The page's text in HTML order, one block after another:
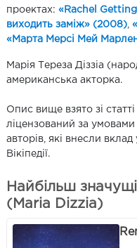
проектах: «Rachel
виходить заміж» (2008)
«Марта Мерсі Мей
Марія Тереза Діззіа
американська акторка.
Опис вище взято зі
ліцензований за
авторів, які внесли
Вікіпедії.
Найбільш
(Maria Dizzia)